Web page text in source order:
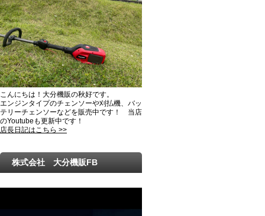
こんにちは！大分機販の秋好です。
エンジンタイプのチェンソーや刈払機、バッ
テリーチェンソーなどを販売中です！ 当店
のYoutubeも更新中です！
店長日記はこちら >>
株式会社 大分機販FB